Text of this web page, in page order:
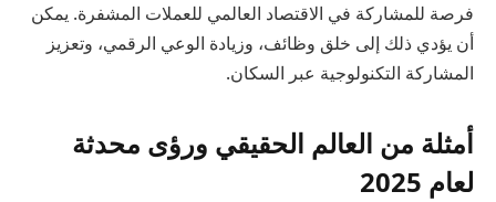
فرصة للمشاركة في الاقتصاد العالمي للعملات المشفرة. يمكن
أن يؤدي ذلك إلى خلق وظائف، وزيادة الوعي الرقمي، وتعزيز
المشاركة التكنولوجية عبر السكان.
أمثلة من العالم الحقيقي ورؤى محدثة
لعام 2025